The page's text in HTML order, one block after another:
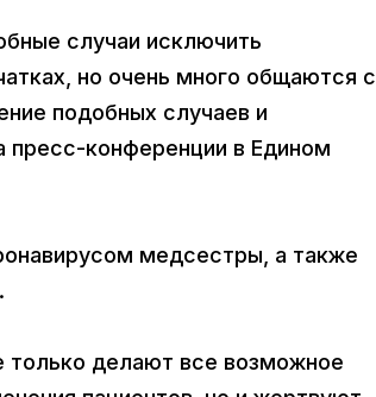
случаи исключить
но очень много общаются с
подобных случаев и
пресс-конференции в Едином
медсестры, а также
только делают все возможное